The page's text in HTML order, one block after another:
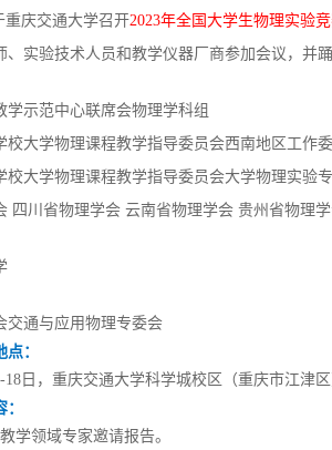
重庆交通大学召开2023年全国大学生物理实验
、实验技术人员和教学仪器厂商参加会议，并
示范中心联席会物理学科组
大学物理课程教学指导委员会西南地区工作
学物理课程教学指导委员会大学物理实验
川省物理学会 云南省物理学会 贵州省物理学
通与应用物理专委会
：
日，重庆交通大学科学城校区（重庆市江津区
领域专家邀请报告。